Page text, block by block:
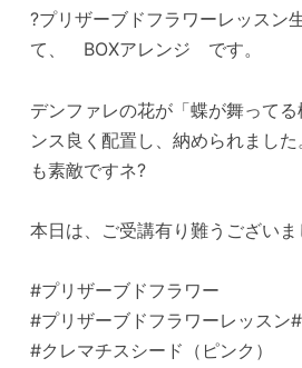
?プリザーブドフラワーレッスン
て、 BOXアレンジ です。
デンファレの花が「蝶が舞って
ンス良く配置し、納められまし
も素敵ですネ?
本日は、ご受講有り難うございま
#プリザーブドフラワー
#プリザーブドフラワーレッスン
#クレマチスシード（ピンク）